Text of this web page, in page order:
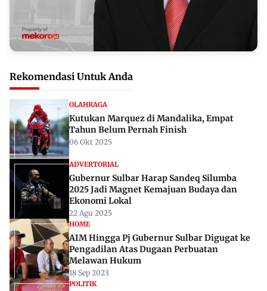
Rekomendasi Untuk Anda
OLAHRAGA
Kutukan Marquez di Mandalika, Empat
Tahun Belum Pernah Finish
06 Okt 2025
ADVERTORIAL
Gubernur Sulbar Harap Sandeq Silumba
2025 Jadi Magnet Kemajuan Budaya dan
Ekonomi Lokal
22 Agu 2025
HOME
AIM Hingga Pj Gubernur Sulbar Digugat ke
Pengadilan Atas Dugaan Perbuatan
Melawan Hukum
18 Sep 2023
POLITIK